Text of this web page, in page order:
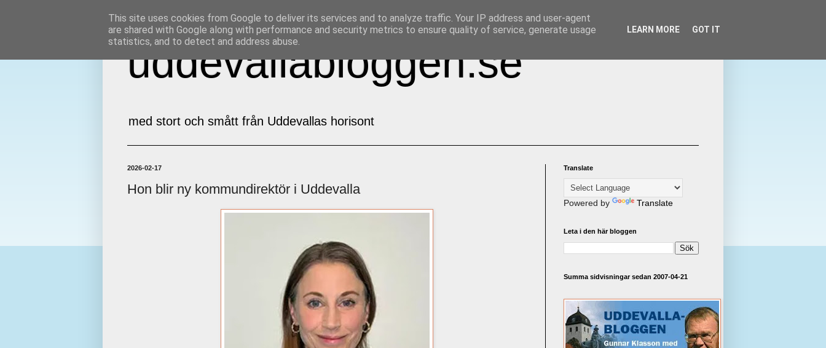
uddevallabloggen.se
med stort och smått från Uddevallas horisont
2026-02-17
Hon blir ny kommundirektör i Uddevalla
Translate
Powered by Translate
Leta i den här bloggen
Summa sidvisningar sedan 2007-04-21
This site uses cookies from Google to deliver its services and to analyze traffic. Your IP address and user-agent
are shared with Google along with performance and security metrics to ensure quality of service, generate usage
statistics, and to detect and address abuse.
LEARN MORE GOT IT